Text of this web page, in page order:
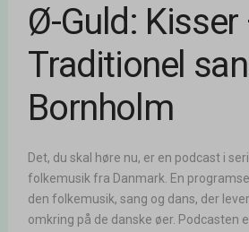
Ø-Guld: Kisser
Traditionel
Bornholm
Det, du skal høre nu, er en podcast i
folkemusik fra Danmark. En
den folkemusik, sang og dans, der
omkring på de danske øer. Podcasten